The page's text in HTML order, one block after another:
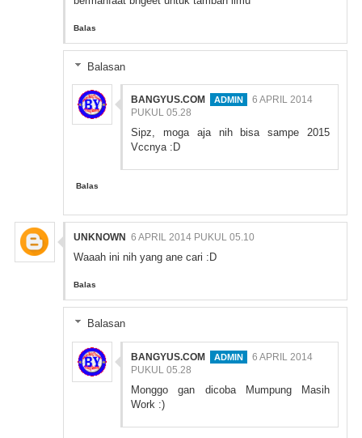
Balas
Balasan
BANGYUS.COM
6 APRIL 2014
PUKUL 05.28
Sipz, moga aja nih bisa sampe 2015
Vccnya :D
Balas
UNKNOWN 6 APRIL 2014 PUKUL 05.10
Waaah ini nih yang ane cari :D
Balas
Balasan
BANGYUS.COM
6 APRIL 2014
PUKUL 05.28
Monggo gan dicoba Mumpung Masih
Work :)